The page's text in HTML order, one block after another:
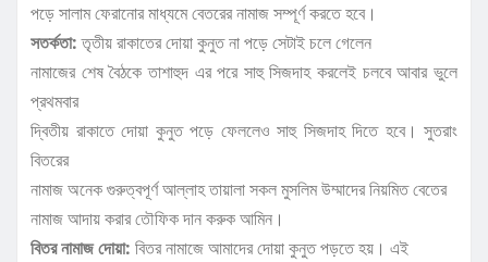
পড়ে সালাম ফেরানোর মাধ্যমে বেতরের নামাজ সম্পূর্ণ করতে হবে।
সতর্কতা:তৃতীয় রাকাতের দোয়া কুনুত না পড়ে সেটাই চলে গেলেন
নামাজের শেষ বৈঠকে তাশাহুদ এর পরে সাহু সিজদাহ করলেই চলবে আবার ভুলে
প্রথমবার
দ্বিতীয় রাকাতে দোয়া কুনুত পড়ে ফেললেও সাহু সিজদাহ দিতে হবে। সুতরাং
বিতরের
নামাজ অনেক গুরুত্বপূর্ণ আল্লাহ তায়ালা সকল মুসলিম উম্মাদের নিয়মিত বেতের
নামাজ আদায় করার তৌফিক দান করুক আমিন।
বিতর নামাজ দোয়া: বিতর নামাজে আমাদের দোয়া কুনুত পড়তে হয়। এই